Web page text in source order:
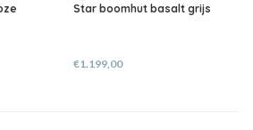
Star boomhut basalt grijs
€1.199,00